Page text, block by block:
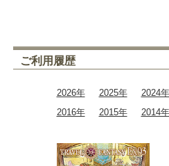
ご利用履歴
2026年 2025年
2024年
2016年
2015年 2014年